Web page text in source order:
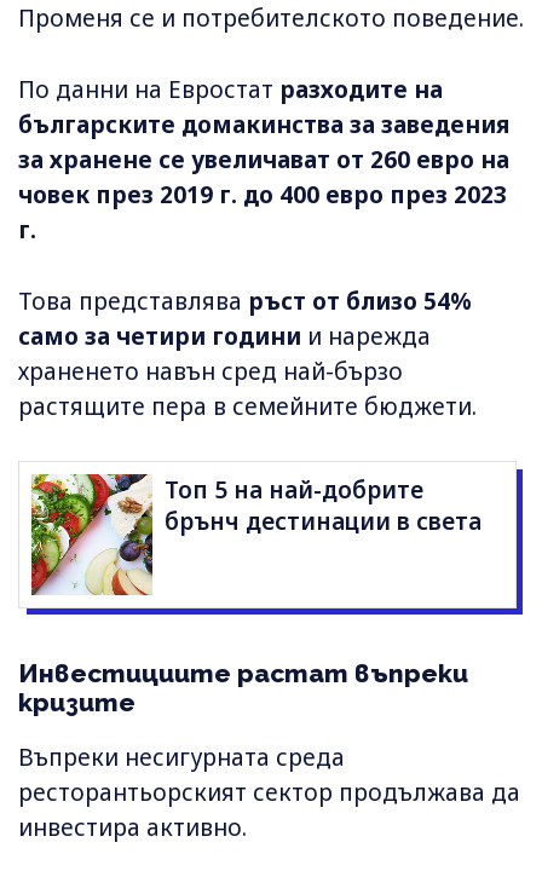
Променя се и потребителското поведение.
По данни на Евростат разходите на
българските домакинства за заведения
за хранене се увеличават от 260 евро на
човек през 2019 г. до 400 евро през 2023
г.
Това представлява ръст от близо 54%
само за четири години и нарежда
храненето навън сред най-бързо
растящите пера в семейните бюджети.
Топ 5 на най-добрите
брънч дестинации в света
Инвестициите растат въпреки
кризите
Въпреки несигурната среда
ресторантьорският сектор продължава да
инвестира активно.